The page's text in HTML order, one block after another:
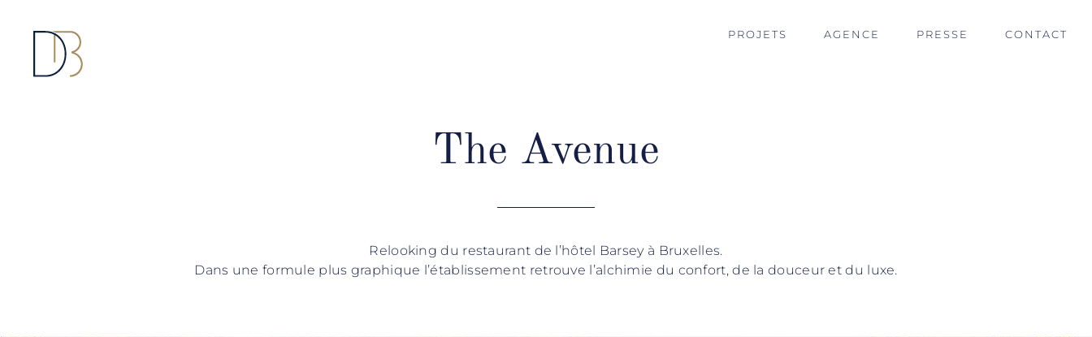
PROJETS AGENCE PRESSE CONTACT
The Avenue
Relooking du restaurant de l’hôtel Barsey à Bruxelles.
Dans une formule plus graphique l’établissement retrouve l’alchimie du confort, de la douceur et du luxe.